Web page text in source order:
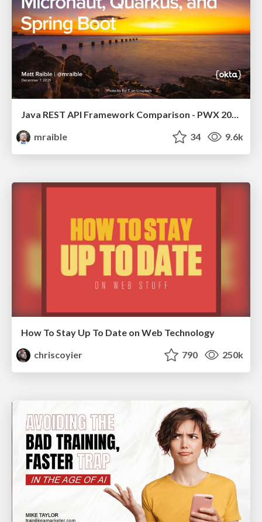
Java REST API Framework Comparison - PWX 2021
mraible
34 9.6k
How To Stay Up To Date on Web Technology
chriscoyier
790 250k